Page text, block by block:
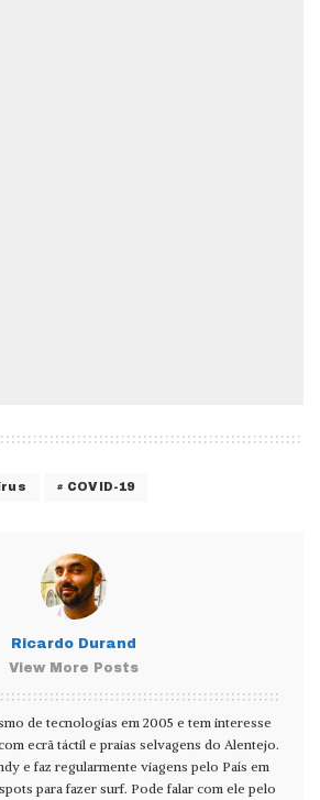
COVID-19
Ricardo Durand
View More Posts
de tecnologias em 2005 e tem interesse
ecrã táctil e praias selvagens do Alentejo.
e faz regularmente viagens pelo País em
para fazer surf. Pode falar com ele pelo